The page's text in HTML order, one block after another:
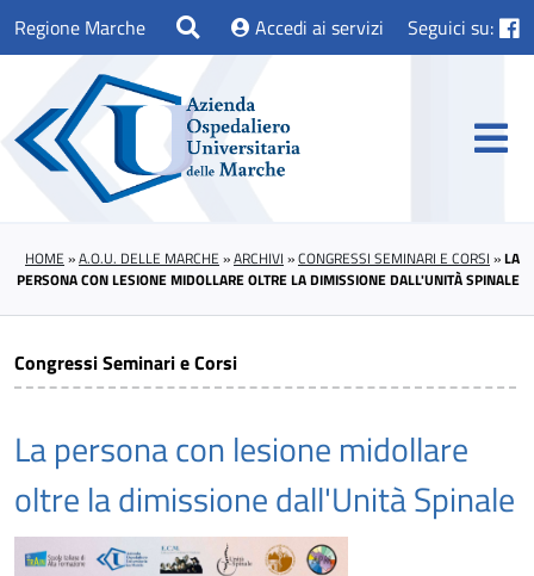
Regione Marche Accedi ai servizi Seguici su:
HOME »A.O.U. DELLE MARCHE »ARCHIVI »CONGRESSI SEMINARI E CORSI »LA
PERSONA CON LESIONE MIDOLLARE OLTRE LA DIMISSIONE DALL'UNITÀ SPINALE
Congressi Seminari e Corsi
La persona con lesione midollare
oltre la dimissione dall'Unità Spinale